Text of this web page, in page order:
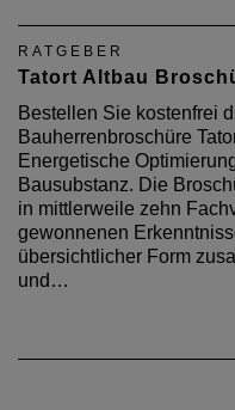
RATGEBER
Tatort Altbau
Bestellen Sie kostenfrei
Bauherrenbroschüre
Energetische
Bausubstanz. Die
in mittlerweile zehn
gewonnenen
übersichtlicher Form
und…